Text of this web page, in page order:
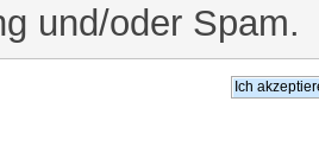
und/oder Spam.